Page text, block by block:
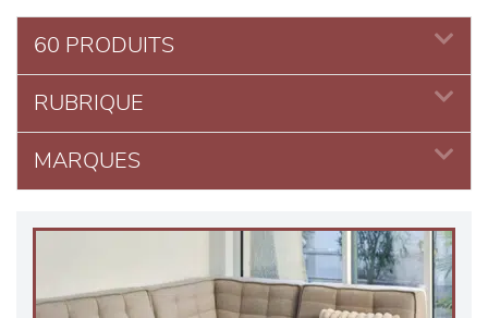
60 PRODUITS
RUBRIQUE
MARQUES